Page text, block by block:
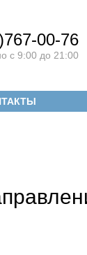
00-76
с 9:00 до 21:00